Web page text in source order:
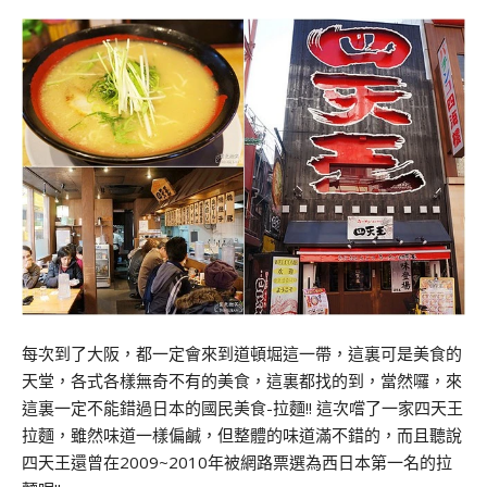
每次到了大阪，都一定會來到道頓堀這一帶，這裏可是美食的
天堂，各式各樣無奇不有的美食，這裏都找的到，當然囉，來
這裏一定不能錯過日本的國民美食-拉麵!! 這次嚐了一家四天王
拉麵，雖然味道一樣偏鹹，但整體的味道滿不錯的，而且聽說
四天王還曾在2009~2010年被網路票選為西日本第一名的拉